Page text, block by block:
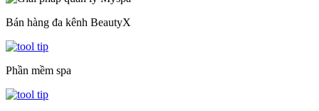
Bán hàng đa kênh BeautyX
Phần mềm spa